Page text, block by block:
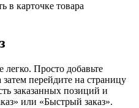
в карточке товара
Просто добавьте
перейдите на страницу
заказанных позиций и
или «Быстрый заказ».